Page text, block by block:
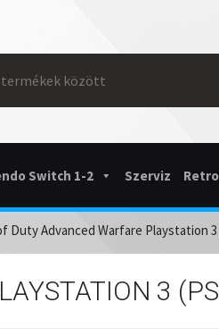
Switch 1-2 Szerviz Retro
Duty Advanced Warfare Playstation 3
3